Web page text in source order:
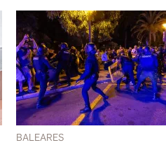
BALEARES